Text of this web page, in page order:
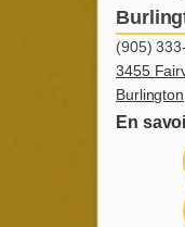
(905)
3455
En